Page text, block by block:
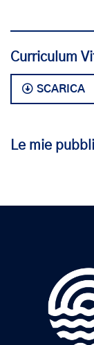
Curriculum
SCARICA
Le mie